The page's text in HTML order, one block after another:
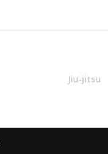
Jiu-jitsu